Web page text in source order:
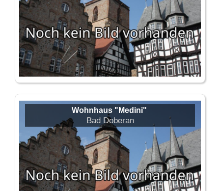
Wohnhaus "Medini"
Bad Doberan